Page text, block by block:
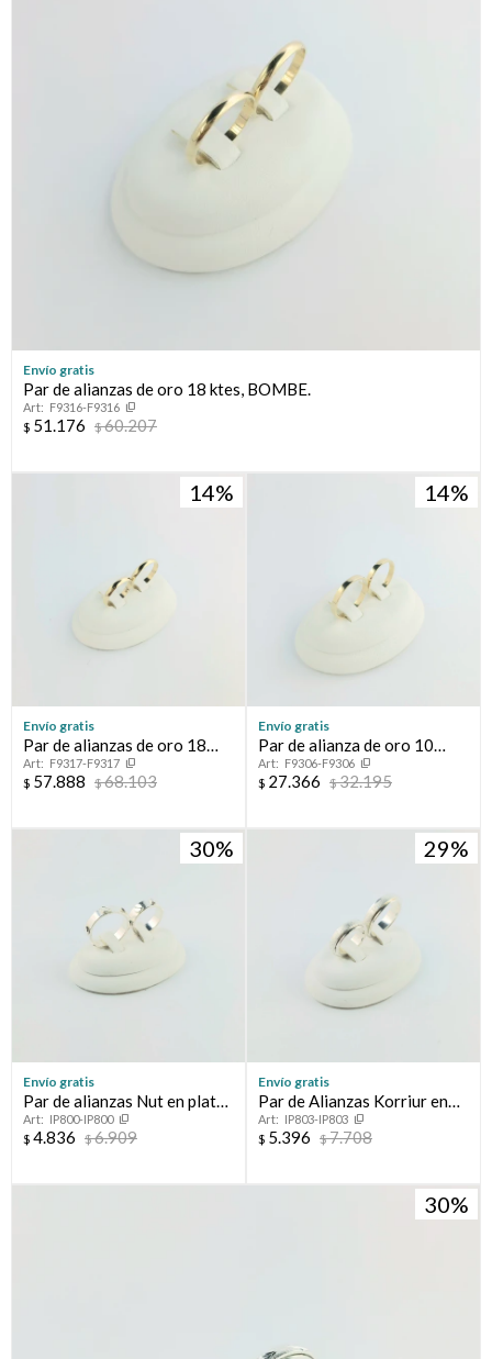
Envío gratis
Par de alianzas de oro 18 ktes, BOMBE.
F9316-F9316
$ 51.176 $60.207
14
Envío gratis
Par de alianzas de oro 18
ktes, BOMBE.
F9317-F9317
$ 57.888 $68.103
14
Envío gratis
Par de alianza de oro 10
ktes, CINTA.
F9306-F9306
$ 27.366 $32.195
30
Envío gratis
Par de alianzas Nut en plata
925.IP800-IP800
$ 4.836 $6.909
29
Envío gratis
Par de Alianzas Korriur en
plata 925.
IP803-IP803
$ 5.396 $7.708
30